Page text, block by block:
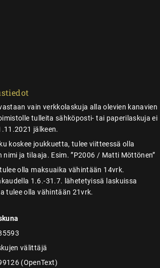
vain verkkolaskuja alla olevien kanavien
tulleita sähköposti- tai paperilaskuja ei
jälkeen.
koskee joukkuetta, tulee viitteessä olla
nimi ja tilaaja. Esim. ”P2006 / Matti Möttönen”
olla maksuaika vähintään 14vrk.
1.6.-31.7. lähetetyissä laskuissa
tulee olla vähintään 21vrk.
välittäjä
(OpenText)